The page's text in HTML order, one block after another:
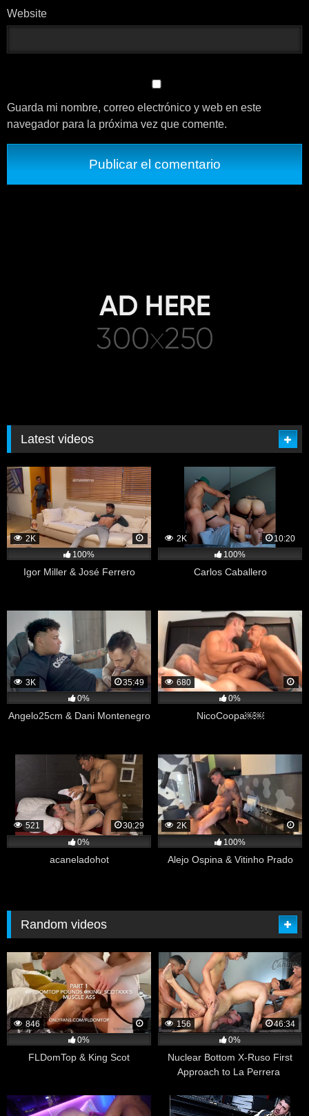
Website
Guarda mi nombre, correo electrónico y web en este
navegador para la próxima vez que comente.
Latest videos
2K
100%
Igor Miller & José Ferrero
2K
10:20
100%
Carlos Caballero
3K
35:49
0%
Angelo25cm & Dani Montenegro
680
0%
NicoCoopa￼￼
521
30:29
0%
acaneladohot
2K
100%
Alejo Ospina & Vitinho Prado
Random videos
846
0%
FLDomTop & King Scot
156
46:34
0%
Nuclear Bottom X-Ruso First
Approach to La Perrera